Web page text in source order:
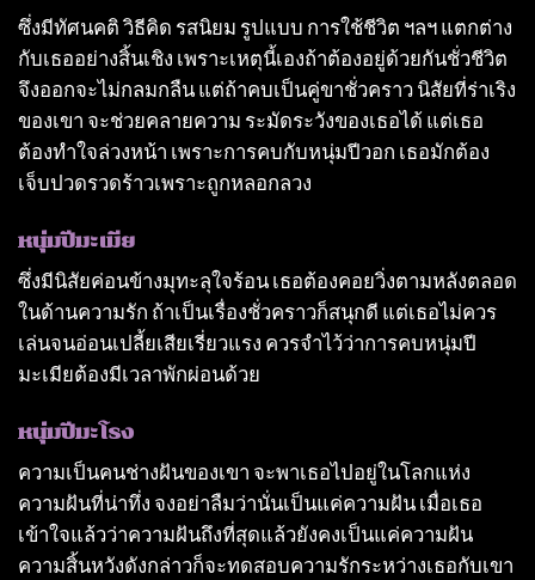
ซึ่งมีทัศนคติ วิธีคิด รสนิยม รูปแบบ การใช้ชีวิต ฯลฯ แตกต่าง
กับเธออย่างสิ้นเชิง เพราะเหตุนี้เองถ้าต้องอยู่ด้วยกันชั่วชีวิต
จึงออกจะไม่กลมกลืน แต่ถ้าคบเป็นคู่ขาชั่วคราว นิสัยที่ร่าเริง
ของเขา จะช่วยคลายความ ระมัดระวังของเธอได้ แต่เธอ
ต้องทําใจล่วงหน้า เพราะการคบกับหนุ่มปีวอก เธอมักต้อง
เจ็บปวดรวดร้าวเพราะถูกหลอกลวง
หนุ่มปีมะเมีย
ซึ่งมีนิสัยค่อนข้างมุทะลุใจร้อน เธอต้องคอยวิ่งตามหลังตลอด
ในด้านความรัก ถ้าเป็นเรื่องชั่วคราวก็สนุกดี แต่เธอไม่ควร
เล่นจนอ่อนเปลี้ยเสียเรี่ยวแรง ควรจําไว้ว่าการคบหนุ่มปี
มะเมียต้องมีเวลาพักผ่อนด้วย
หนุ่มปีมะโรง
ความเป็นคนช่างฝันของเขา จะพาเธอไปอยู่ในโลกแห่ง
ความฝันที่น่าทึ่ง จงอย่าลืมว่านั่นเป็นแค่ความฝัน เมื่อเธอ
เข้าใจแล้วว่าความฝันถึงที่สุดแล้วยังคงเป็นแค่ความฝัน
ความสิ้นหวังดังกล่าวก็จะทดสอบความรักระหว่างเธอกับเขา